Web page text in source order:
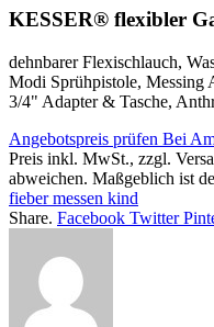
KESSER® flexibler
dehnbarer Flexischlauch,
Modi Sprühpistole, Messing
3/4" Adapter & Tasche,
Angebotspreis prüfen Bei
Preis inkl. MwSt., zzgl.
abweichen. Maßgeblich ist
fieber messen kind
Share. Facebook Twitter